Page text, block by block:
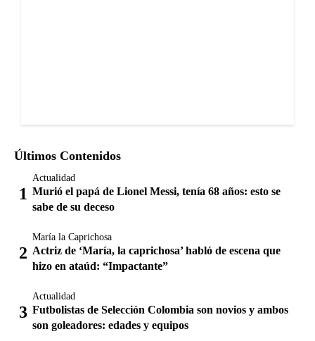
Últimos Contenidos
Actualidad
Murió el papá de Lionel Messi, tenía 68 años: esto se
sabe de su deceso
María la Caprichosa
Actriz de ‘María, la caprichosa’ habló de escena que
hizo en ataúd: “Impactante”
Actualidad
Futbolistas de Selección Colombia son novios y ambos
son goleadores: edades y equipos